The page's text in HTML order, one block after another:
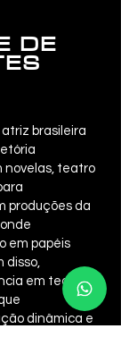
DE
brasileira
novelas, teatro
produções da
em papéis
disso,
em teatro
dinâmica e